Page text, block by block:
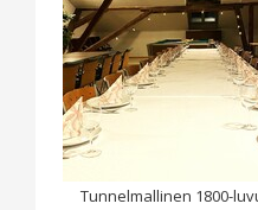
Tunnelmallinen 1800-